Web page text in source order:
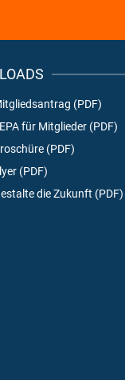
(PDF)
für Mitglieder (PDF)
(PDF)
(PDF)
die Zukunft (PDF)